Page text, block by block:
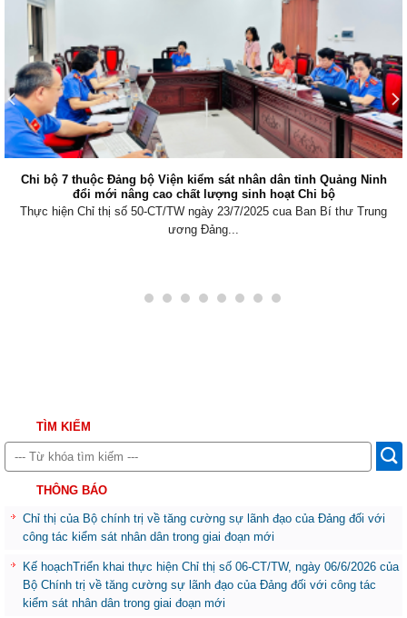
Chi bộ 7 thuộc Đảng bộ Viện kiểm sát nhân dân tỉnh Quảng Ninh
đổi mới nâng cao chất lượng sinh hoạt Chi bộ
Thực hiện Chỉ thị số 50-CT/TW ngày 23/7/2025 cua Ban Bí thư Trung
ương Đảng...
TÌM KIẾM
THÔNG BÁO
Chỉ thị của Bộ chính trị về tăng cường sự lãnh đạo của Đảng đối với
công tác kiểm sát nhân dân trong giai đoạn mới
Kế hoạchTriển khai thực hiện Chỉ thị số 06-CT/TW, ngày 06/6/2026 của
Bộ Chính trị về tăng cường sự lãnh đạo của Đảng đối với công tác
kiểm sát nhân dân trong giai đoạn mới